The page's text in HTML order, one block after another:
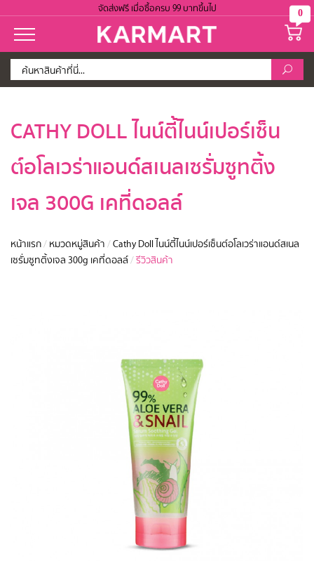
จัดส่งฟรี เมื่อซื้อครบ 99 บาทขึ้นไป 0
CATHY DOLL ไนน์ตี้ไนน์เปอร์เซ็น
ต์อโลเวร่าแอนด์สเนลเซรั่มซูทติ้ง
เจล 300G เคที่ดอลล์
หน้าแรก / หมวดหมู่สินค้า /Cathy Doll ไนน์ตี้ไนน์เปอร์เซ็นต์อโลเวร่าแอนด์สเนล
เซรั่มซูทติ้งเจล 300g เคที่ดอลล์ /รีวิวสินค้า